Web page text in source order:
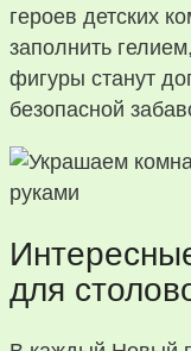
героев детских
заполнить
фигуры станут
безопасной
для